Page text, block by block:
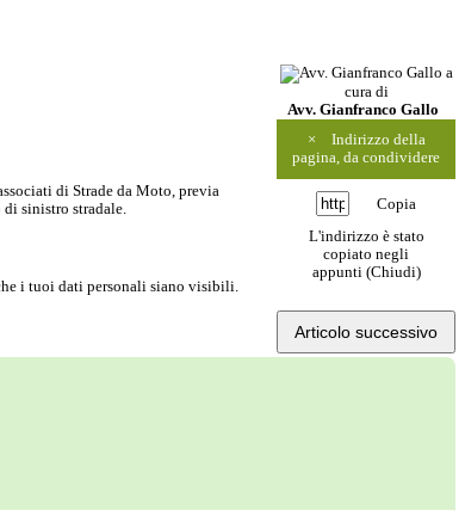
a
cura di
Avv. Gianfranco Gallo
×
Indirizzo della
pagina, da condividere
Copia
L'indirizzo è stato
copiato negli
appunti (Chiudi)
di Strade da Moto, previa
sinistro stradale.
i tuoi dati personali siano visibili.
Articolo successivo